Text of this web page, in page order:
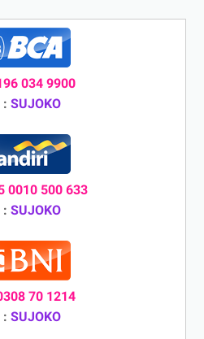
034 9900
: SUJOKO
0010 500 633
: SUJOKO
70 1214
: SUJOKO